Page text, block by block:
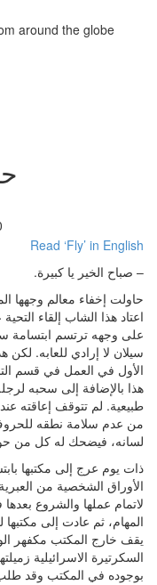
around the globe
Read ‘Fly’ in English
– صباح الخير يا كبيرة.
حاولت إخفاء معالم
اعتاد هذا الشاب إلقاء
على وجهه ترتسم ابتسامة
سيلان لا إرادي للعابه. لكن
الأول في العمل في قسم
هذا بالإضافة إلى سحبه
طبيعية. لم تتوقف إعاقته
من عدم سلامة نطقه للحروف
لسانه، فيضحك له كل من
ذات يوم عرج إلى مكتبها
الأوراق الشخصية من
لاتمام عملها والشروع
المهام، ثم عادت إلى
يقف خارج المكتب مكفهر
السكرتيرة الاسرائيلية
بوجوده في المكتب وقد